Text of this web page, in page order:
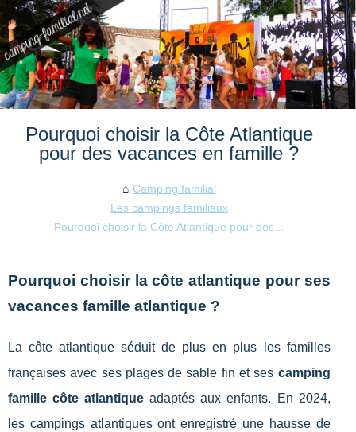
Pourquoi choisir la Côte Atlantique
pour des vacances en famille ?
Camping familial
Les campings familiaux
Pourquoi choisir la Côte Atlantique pour des...
Pourquoi choisir la côte atlantique pour ses
vacances famille atlantique ?
La côte atlantique séduit de plus en plus les familles
françaises avec ses plages de sable fin et ses camping
famille côte atlantique adaptés aux enfants. En 2024,
les campings atlantiques ont enregistré une hausse de